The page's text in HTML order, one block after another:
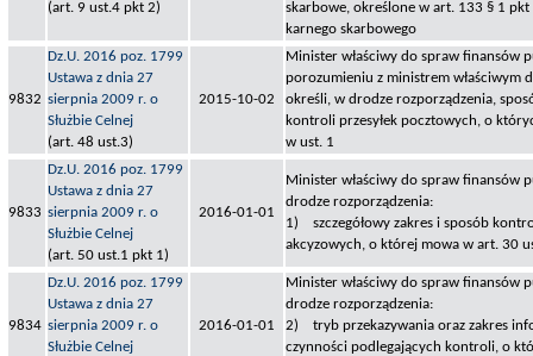
(art. 9 ust.4 pkt 2)
skarbowe, określone w art. 133 § 1 pkt
karnego skarbowego
9832
Dz.U. 2016 poz. 1799
Ustawa z dnia 27
sierpnia 2009 r. o
Służbie Celnej
(art. 48 ust.3)
2015-10-02
Minister właściwy do spraw finansów
porozumieniu z ministrem właściwym
określi, w drodze rozporządzenia,
kontroli przesyłek pocztowych, o
w ust. 1
9833
Dz.U. 2016 poz. 1799
Ustawa z dnia 27
sierpnia 2009 r. o
Służbie Celnej
(art. 50 ust.1 pkt 1)
2016-01-01
Minister właściwy do spraw finansów
drodze rozporządzenia:
1) szczegółowy zakres i sposób
akcyzowych, o której mowa w art. 30
9834
Dz.U. 2016 poz. 1799
Ustawa z dnia 27
sierpnia 2009 r. o
Służbie Celnej
2016-01-01
Minister właściwy do spraw finansów
drodze rozporządzenia:
2) tryb przekazywania oraz zakres
czynności podlegających kontroli, o